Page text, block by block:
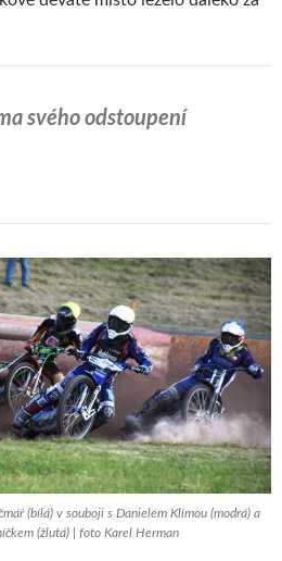
svého odstoupení
(bílá) v souboji s Danielem Klímou (modrá) a
(žlutá) | foto Karel Herman